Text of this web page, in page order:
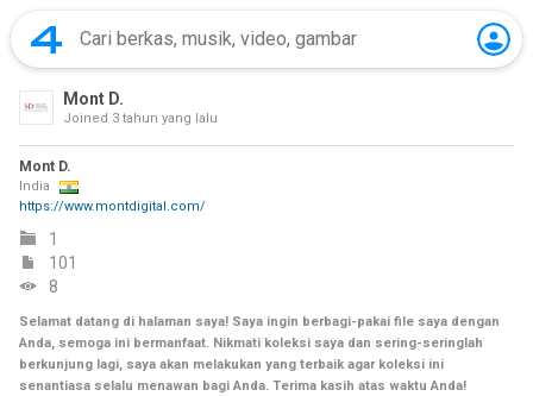
Mont D.
Joined 3 tahun yang lalu
Mont D.
India
https://www.montdigital.com/
1
101
8
Selamat datang di halaman saya! Saya ingin berbagi-pakai file saya dengan
Anda, semoga ini bermanfaat. Nikmati koleksi saya dan sering-seringlah
berkunjung lagi, saya akan melakukan yang terbaik agar koleksi ini
senantiasa selalu menawan bagi Anda. Terima kasih atas waktu Anda!